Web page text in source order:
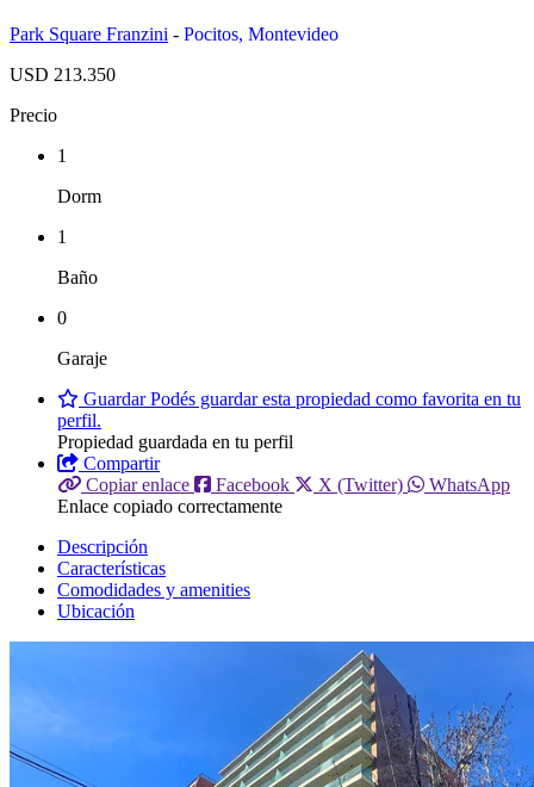
Park Square Franzini - Pocitos, Montevideo
USD 213.350
Precio
1
Dorm
1
Baño
0
Garaje
GuardarPodés guardar esta propiedad como favorita en tu
perfil.
Propiedad guardada en tu perfil
Compartir
Copiar enlace
Facebook X (Twitter)
WhatsApp
Enlace copiado correctamente
Descripción
Características
Comodidades y amenities
Ubicación